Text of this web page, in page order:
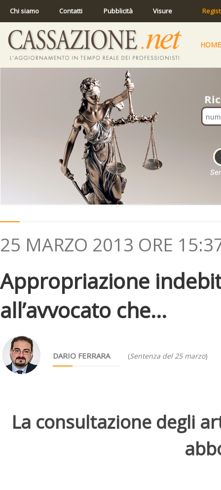
Chi siamo Contatti Pubblicità Visure
HOME
25 MARZO 2013 ORE
Appropriazione
all’avvocato che...
DARIO FERRARA (Sentenza del 25 marzo)
La consultazione degli